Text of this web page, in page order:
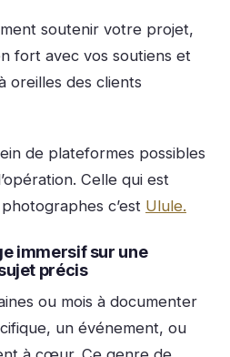
soutenir votre projet,
fort avec vos soutiens et
oreilles des clients
de plateformes possibles
Celle qui est
c’est Ulule.
immersif sur une
précis
ou mois à documenter
un événement, ou